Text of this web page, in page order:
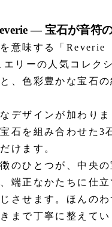
― 宝石が音符
意味する「Reverie
リーの人気コレク
、色彩豊かな宝石
デザインが加わり
石を組み合わせた3
けます。
のひとつが、中央
端正なかたちに仕
させます。ほんの
まで丁寧に整えてい